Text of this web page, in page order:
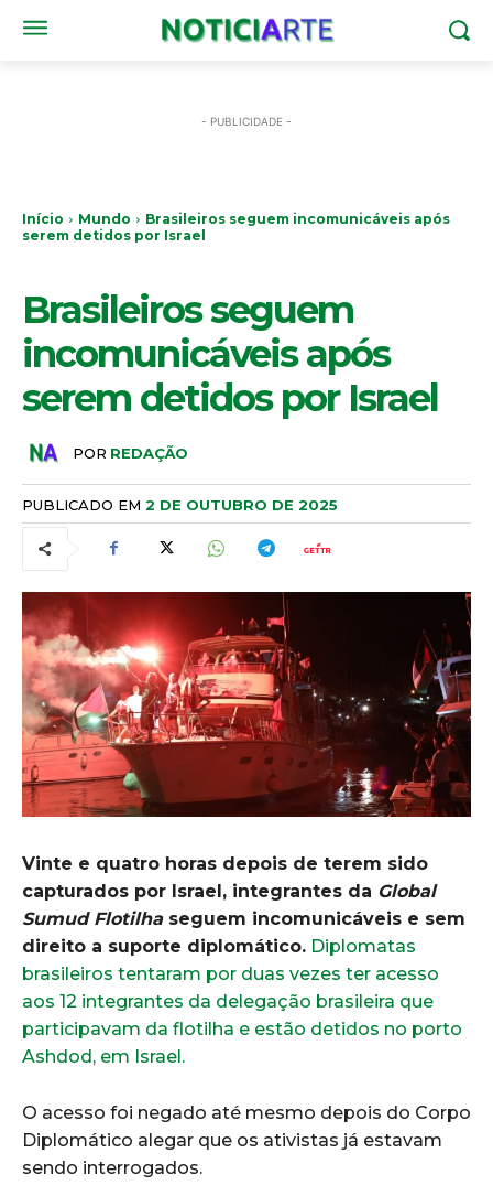
- PUBLICIDADE -
Início Mundo
Brasileiros seguem incomunicáveis após
serem detidos por Israel
Brasileiros seguem
incomunicáveis após
serem detidos por Israel
POR REDAÇÃO
PUBLICADO EM 2 DE OUTUBRO DE 2025
Vinte e quatro horas depois de terem sido
capturados por Israel, integrantes da Global
Sumud Flotilhaseguem incomunicáveis e sem
direito a suporte diplomático. Diplomatas
brasileiros tentaram por duas vezes ter acesso
aos 12 integrantes da delegação brasileira que
participavam da flotilha e estão detidos no porto
Ashdod, em Israel.
O acesso foi negado até mesmo depois do Corpo
Diplomático alegar que os ativistas já estavam
sendo interrogados.